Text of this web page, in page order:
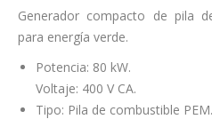
Generador compacto de pila
para energía verde.
Potencia: 80 kW.
Voltaje: 400 V CA.
Tipo: Pila de combustible PEM.